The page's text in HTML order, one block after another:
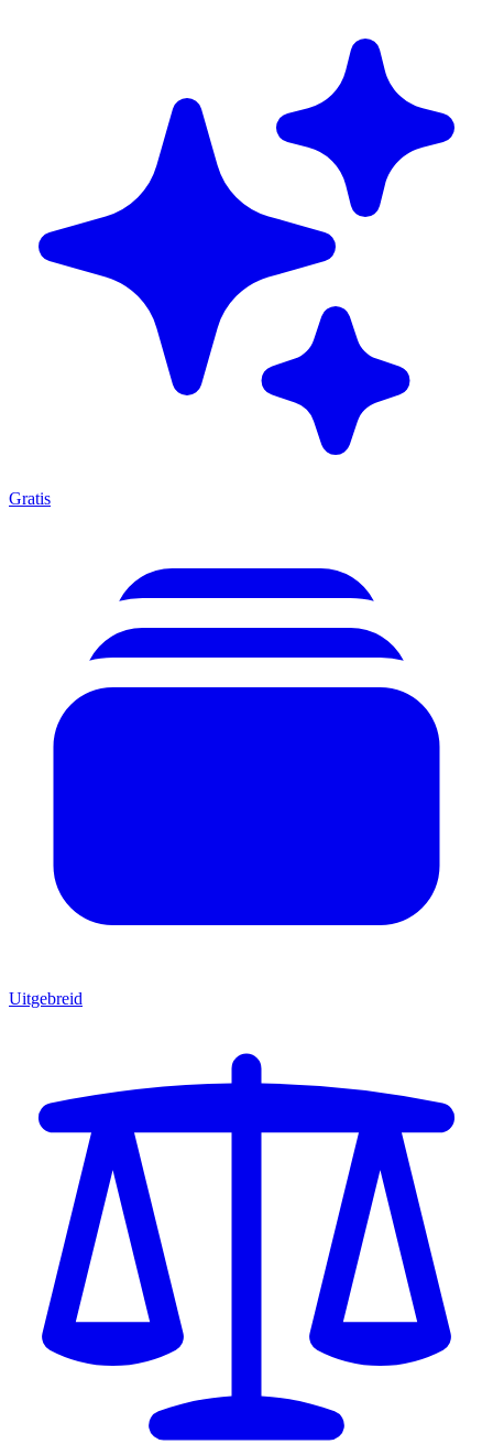
Gratis
Uitgebreid